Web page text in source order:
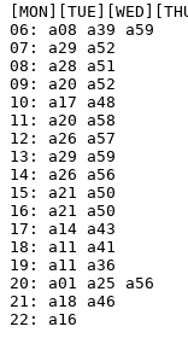
06: a08 a39 a59
07: a29 a52
08: a28 a51
09: a20 a52
10: a17 a48
11: a20 a58
12: a26 a57
13: a29 a59
14: a26 a56
15: a21 a50
16: a21 a50
17: a14 a43
18: a11 a41
19: a11 a36
20: a01 a25 a56
21: a18 a46
22: a16